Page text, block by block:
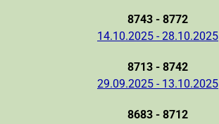
8743 - 8772
14.10.2025 - 28.10.2025
8713 - 8742
29.09.2025 - 13.10.2025
8683 - 8712